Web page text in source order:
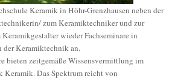
Keramik in Höhr-Grenzhausen neben der
zum Keramiktechniker und zur
wieder Fachseminare in
der Keramiktechnik an.
bieten zeitgemäße Wissensvermittlung im
Keramik. Das Spektrum reicht von